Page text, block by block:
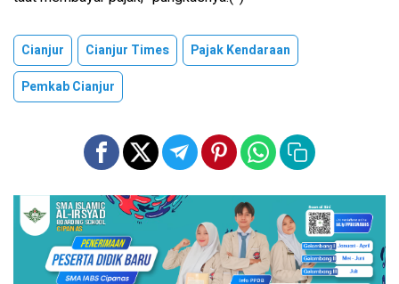
Cianjur Cianjur Times
Pajak Kendaraan
Pemkab Cianjur